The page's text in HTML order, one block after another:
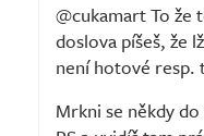
@cukamart To
doslova píšeš, že
není hotové resp.
Mrkni se někdy